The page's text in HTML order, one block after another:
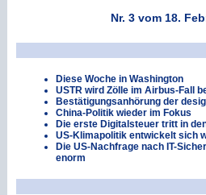
Nr. 3 vom 18.
Diese Woche in Washington
USTR wird Zölle im Airbus-Fall
Bestätigungsanhörung der
China-Politik wieder im Fokus
Die erste Digitalsteuer tritt in
US-Klimapolitik entwickelt sich
Die US-Nachfrage nach IT-
enorm